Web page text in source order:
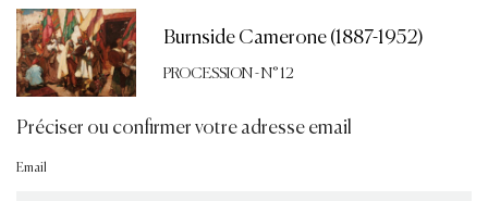
Burnside Camerone (1887-1952)
PROCESSION - N° 12
Préciser ou confirmer votre adresse email
Email